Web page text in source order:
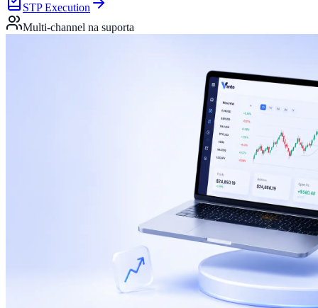
STP Execution
Multi-channel na suporta